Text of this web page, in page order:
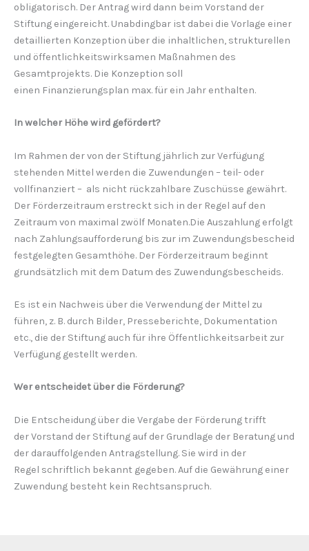
obligatorisch. Der Antrag wird dann beim Vorstand der
Stiftung eingereicht. Unabdingbar ist dabei die Vorlage einer
detaillierten Konzeption über die inhaltlichen, strukturellen
und öffentlichkeitswirksamen Maßnahmen des
Gesamtprojekts. Die Konzeption soll
einen Finanzierungsplan max. für ein Jahr enthalten.
In welcher Höhe wird gefördert?
Im Rahmen der von der Stiftung jährlich zur Verfügung
stehenden Mittel werden die Zuwendungen – teil- oder
vollfinanziert – als nicht rückzahlbare Zuschüsse gewährt.
Der Förderzeitraum erstreckt sich in der Regel auf den
Zeitraum von maximal zwölf Monaten.Die Auszahlung erfolgt
nach Zahlungsaufforderung bis zur im Zuwendungsbescheid
festgelegten Gesamthöhe. Der Förderzeitraum beginnt
grundsätzlich mit dem Datum des Zuwendungsbescheids.
Es ist ein Nachweis über die Verwendung der Mittel zu
führen, z. B. durch Bilder, Presseberichte, Dokumentation
etc., die der Stiftung auch für ihre Öffentlichkeitsarbeit zur
Verfügung gestellt werden.
Wer entscheidet über die Förderung?
Die Entscheidung über die Vergabe der Förderung trifft
der Vorstand der Stiftung auf der Grundlage der Beratung und
der darauffolgenden Antragstellung. Sie wird in der
Regel schriftlich bekannt gegeben. Auf die Gewährung einer
Zuwen­dung besteht kein Rechtsanspruch.